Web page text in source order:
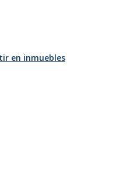
en inmuebles